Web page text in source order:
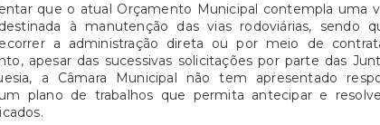
que o atual Orçamento Municipal contempla uma
à manutenção das vias rodoviárias, sendo
a administração direta ou por meio de
apesar das sucessivas solicitações por parte das
a Câmara Municipal não tem apresentado
plano de trabalhos que permita antecipar e